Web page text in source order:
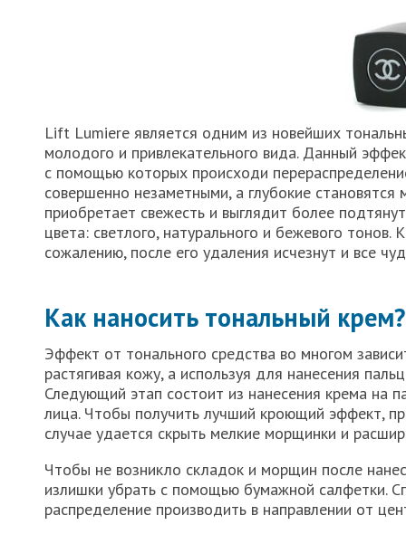
Lift Lumiere является одним из новейших
молодого и привлекательного вида. Данный
с помощью которых происходи
совершенно незаметными, а глубокие
приобретает свежесть и выглядит более
цвета: светлого, натурального и бежевого
сожалению, после его удаления исчезнут и все
Как наносить тональный крем?
Эффект от тонального средства во многом
растягивая кожу, а используя для нанесения
Следующий этап состоит из нанесения крема на
лица. Чтобы получить лучший кроющий эффект,
случае удается скрыть мелкие морщинки и
Чтобы не возникло складок и морщин после
излишки убрать с помощью бумажной салфетки.
распределение производить в направлении от